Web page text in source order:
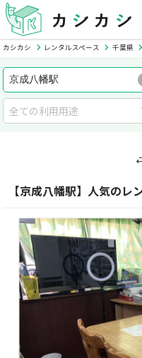
カシカシ レンタルスペース 千葉県
【京成八幡駅】人気のレ